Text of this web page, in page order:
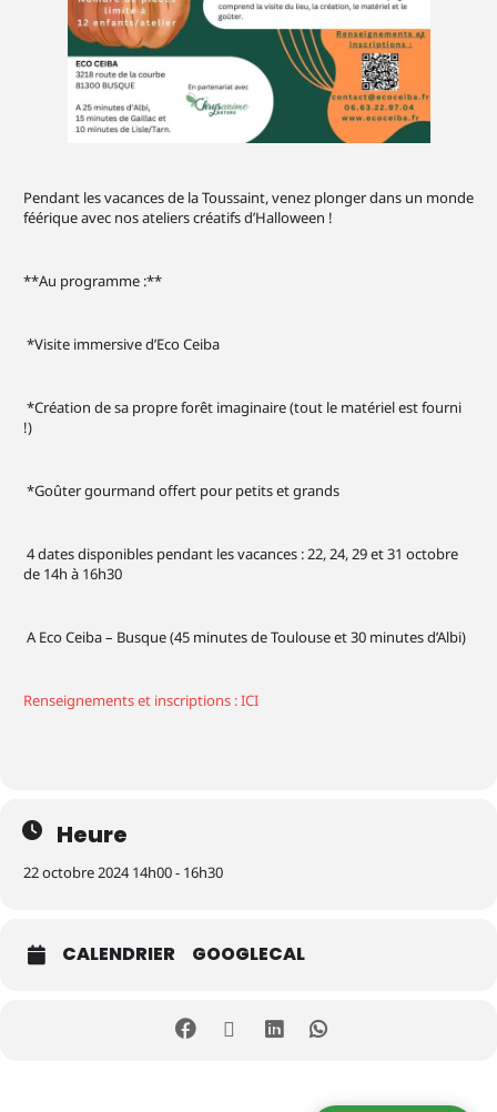
Pendant les vacances de la Toussaint, venez plonger dans un monde
féérique avec nos ateliers créatifs d’Halloween !
**Au programme :**
*Visite immersive d’Eco Ceiba
*Création de sa propre forêt imaginaire (tout le matériel est fourni
!)
*Goûter gourmand offert pour petits et grands
4 dates disponibles pendant les vacances : 22, 24, 29 et 31 octobre
de 14h à 16h30
A Eco Ceiba – Busque (45 minutes de Toulouse et 30 minutes d’Albi)
Renseignements et inscriptions : ICI
Heure
22 octobre 2024 14h00 - 16h30
CALENDRIER GOOGLECAL